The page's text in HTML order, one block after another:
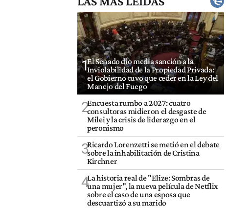
1El Senado dio media sanción a la
Inviolabilidad de la Propiedad Privada:
el Gobierno tuvo que ceder en la Ley del
Manejo del Fuego
2Encuesta rumbo a 2027: cuatro
consultoras midieron el desgaste de
Milei y la crisis de liderazgo en el
peronismo
3Ricardo Lorenzetti se metió en el debate
sobre la inhabilitación de Cristina
Kirchner
4La historia real de "Elize: Sombras de
una mujer", la nueva película de Netflix
sobre el caso de una esposa que
descuartizó a su marido